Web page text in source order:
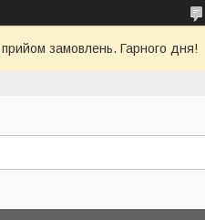
замовлень. Гарного дня!